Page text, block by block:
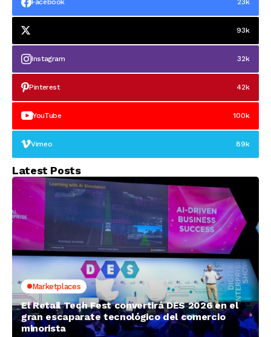
93k
Instagram 32k
Pinterest 42k
YouTube 100k
Vimeo 89k
Latest Posts
Marketplaces
El Retail Tech Fest convertirá DES 2026 en el
gran escaparate tecnológico del comercio
minorista